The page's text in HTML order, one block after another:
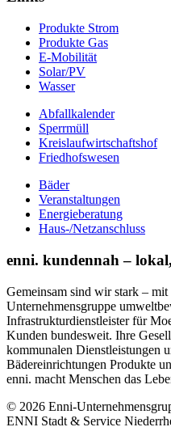
Produkte Strom
Produkte Gas
E-Mobilität
Solar/PV
Wasser
Abfallkalender
Sperrmüll
Kreislaufwirtschaftshof
Friedhofswesen
Bäder
Veranstaltungen
Energieberatung
Haus-/Netzanschluss
enni. kundennah –
Gemeinsam sind wir stark –
Unternehmensgruppe
Infrastrukturdienstleister für
Kunden bundesweit. Ihre
kommunalen Dienstleistungen
Bädereinrichtungen Produkte
enni. macht Menschen das
© 2026 Enni-
ENNI Stadt & Service